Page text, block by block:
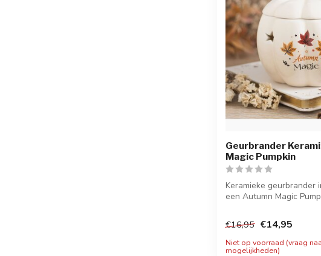
Geurbrander
Magic Pumpkin
Keramieke geurbrander
een Autumn Magic
€16,95 €14,95
Niet op voorraad (vraag
mogelijkheden)